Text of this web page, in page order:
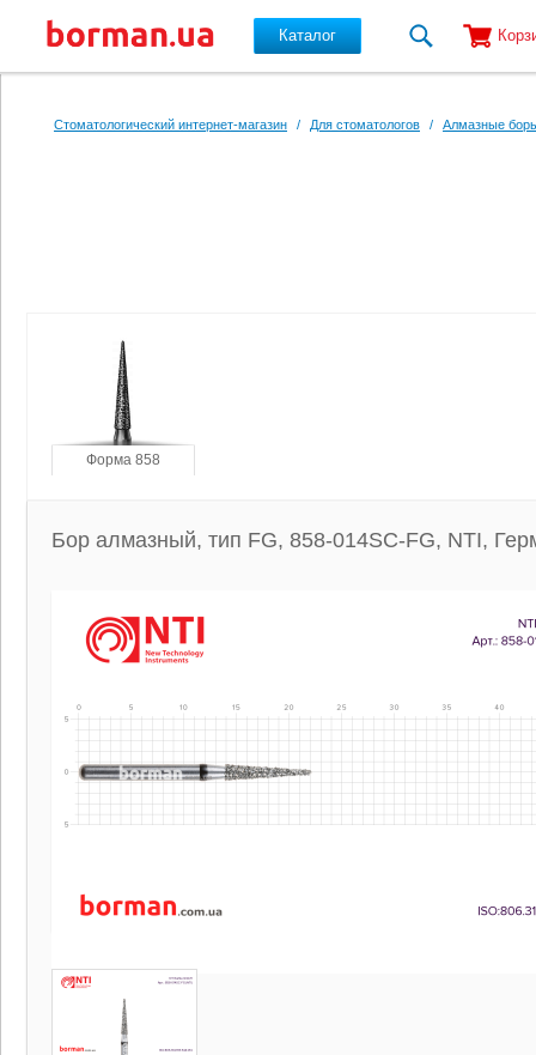
Каталог
Стоматологический интернет-магазин / Для стоматологов / Алмазные
Форма 858
Бор алмазный, тип FG, 858-014SC-FG, NTI,